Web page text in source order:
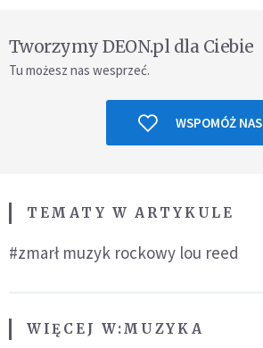
Tworzymy DEON.pl dla Ciebie
Tu możesz nas wesprzeć.
WSPOMÓŻ NAS
TEMATY W ARTYKULE
#zmarł muzyk rockowy lou reed
WIĘCEJ W:MUZYKA